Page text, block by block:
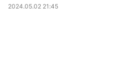
2024.05.02 21:45